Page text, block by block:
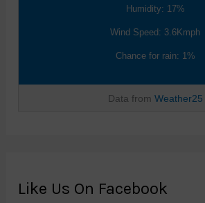
Humidity: 17%
Wind Speed: 3.6Kmph
Chance for rain: 1%
Data from Weather25
Like Us On Facebook